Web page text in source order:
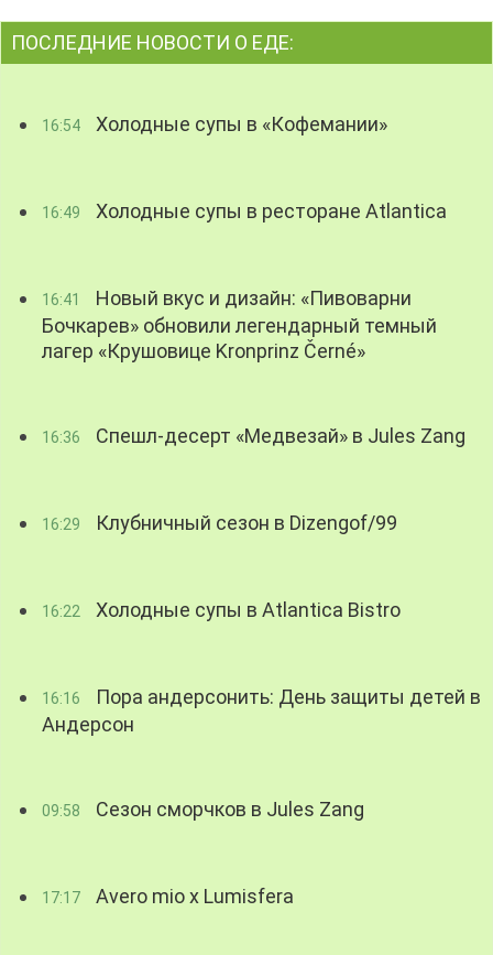
ПОСЛЕДНИЕ НОВОСТИ О ЕДЕ:
16:54 Холодные супы в «Кофемании»
16:49 Холодные супы в ресторане Atlantica
16:41
Новый вкус и дизайн: «Пивоварни
Бочкарев» обновили легендарный темный
лагер «Крушовице Kronprinz Černé»
16:36 Спешл-десерт «Медвезай» в Jules Zang
16:29 Клубничный сезон в Dizengof/99
16:22 Холодные супы в Atlantica Bistro
16:16
Пора андерсонить: День защиты детей в
Андерсон
09:58 Сезон сморчков в Jules Zang
17:17 Avero mio x Lumisfera